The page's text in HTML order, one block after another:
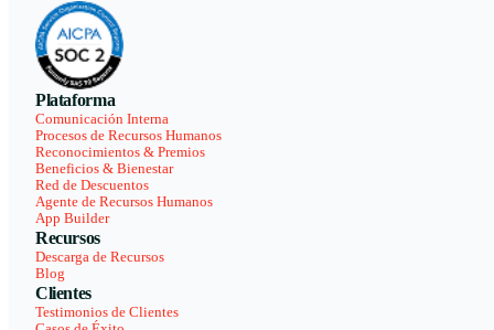
Plataforma
Comunicación Interna
Procesos de Recursos Humanos
Reconocimientos & Premios
Beneficios & Bienestar
Red de Descuentos
Agente de Recursos Humanos
App Builder
Recursos
Descarga de Recursos
Blog
Clientes
Testimonios de Clientes